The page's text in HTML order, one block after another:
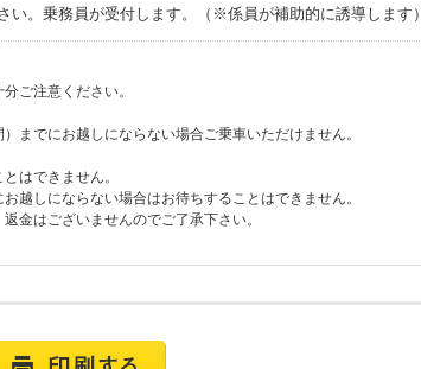
い。乗務員が受付します。（※係員が補助的に誘導します）
ご注意ください。
までにお越しにならない場合ご乗車いただけません。
はできません。
越しにならない場合はお待ちすることはできません。
金はございませんのでご了承下さい。